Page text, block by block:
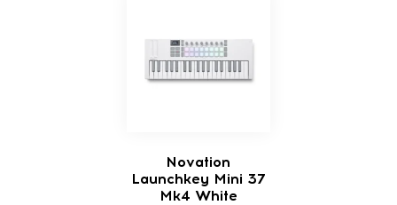
Novation
Launchkey Mini 37
Mk4 White